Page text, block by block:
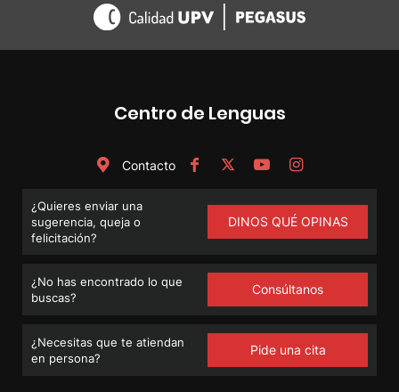
Centro de Lenguas
Contacto
¿Quieres enviar una
sugerencia, queja o
felicitación?
DINOS QUÉ OPINAS
¿No has encontrado lo que
buscas?
Consúltanos
¿Necesitas que te atiendan
en persona?
Pide una cita